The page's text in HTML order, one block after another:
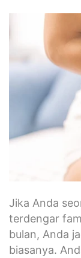
Jika Anda
terdengar
bulan, Anda
biasanya.